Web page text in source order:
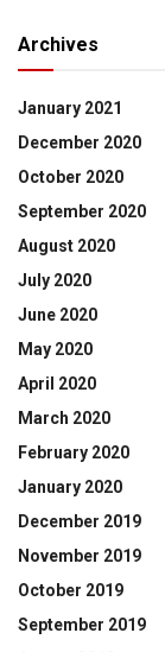
Archives
January 2021
December 2020
October 2020
September 2020
August 2020
July 2020
June 2020
May 2020
April 2020
March 2020
February 2020
January 2020
December 2019
November 2019
October 2019
September 2019